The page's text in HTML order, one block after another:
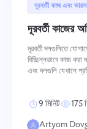
দূরবর্তী কাজ এবং
দূরবর্তী কাজের
দূরবর্তী দলগুলিতে
বিচ্ছিন্নভাবে কাজ
এবং দলগুলি যেখানে
9 মিনিট 175
Artyom